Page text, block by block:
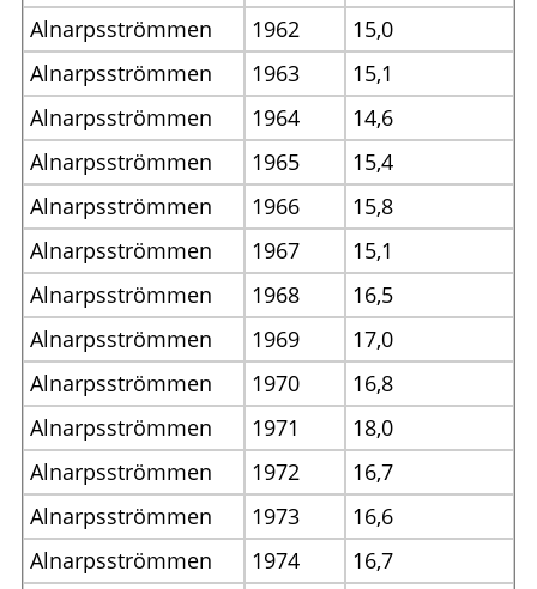
Alnarpsströmmen
1962
15,0
Alnarpsströmmen
1963
15,1
Alnarpsströmmen
1964
14,6
Alnarpsströmmen
1965
15,4
Alnarpsströmmen
1966
15,8
Alnarpsströmmen
1967
15,1
Alnarpsströmmen
1968
16,5
Alnarpsströmmen
1969
17,0
Alnarpsströmmen
1970
16,8
Alnarpsströmmen
1971
18,0
Alnarpsströmmen
1972
16,7
Alnarpsströmmen
1973
16,6
Alnarpsströmmen
1974 16,7